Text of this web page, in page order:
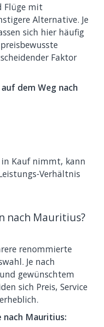
Flüge mit
Alternative. Je
sich hier häufig
Faktor
dem Weg nach
in Kauf nimmt, kann
Verhältnis
nach Mauritius?
renommierte
Je nach
gewünschtem
sich Preis, Service
nach Mauritius: